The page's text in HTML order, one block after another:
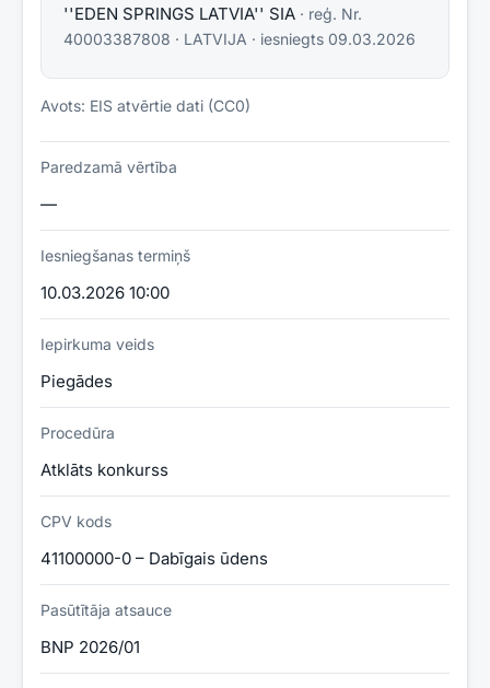
''EDEN SPRINGS LATVIA'' SIA · reģ. Nr.
40003387808 · LATVIJA · iesniegts 09.03.2026
Avots: EIS atvērtie dati (CC0)
Paredzamā vērtība
—
Iesniegšanas termiņš
10.03.2026 10:00
Iepirkuma veids
Piegādes
Procedūra
Atklāts konkurss
CPV kods
41100000-0 – Dabīgais ūdens
Pasūtītāja atsauce
BNP 2026/01